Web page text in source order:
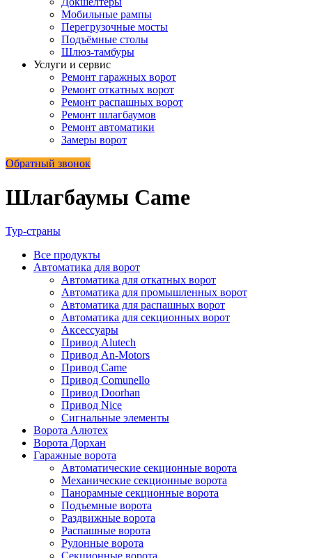
Мобильные рампы
Перегрузочные мосты
Подъёмные столы
Шлюз-тамбуры
Услуги и сервис
Ремонт гаражных ворот
Ремонт откатных ворот
Ремонт распашных ворот
Ремонт шлагбаумов
Ремонт автоматики
Замеры ворот
Обратный звонок
Шлагбаумы Came
Тур-страны
Все продукты
Автоматика для ворот
Автоматика для откатных ворот
Автоматика для промышленных ворот
Автоматика для распашных ворот
Автоматика для секционных ворот
Аксессуары
Привод Alutech
Привод An-Motors
Привод Came
Привод Comunello
Привод Doorhan
Привод Nice
Сигнальные элементы
Ворота Алютех
Ворота Дорхан
Гаражные ворота
Автоматические секционные ворота
Механические секционные ворота
Панорамные секционные ворота
Подъемные ворота
Раздвижные ворота
Распашные ворота
Рулонные ворота